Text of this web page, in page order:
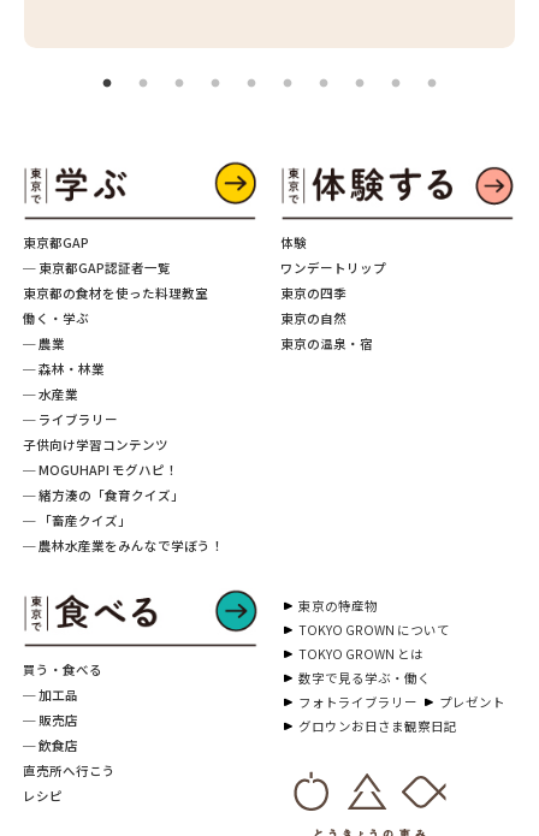
東京都GAP
─ 東京都GAP認証者一覧
東京都の食材を使った料理教室
働く・学ぶ
─ 農業
─ 森林・林業
─ 水産業
─ ライブラリー
子供向け学習コンテンツ
─ MOGUHAPI モグハピ！
─ 緒方湊の「食育クイズ」
─ 「畜産クイズ」
─ 農林水産業をみんなで学ぼう！
買う・食べる
─ 加工品
─ 販売店
─ 飲食店
直売所へ行こう
レシピ
体験
ワンデートリップ
東京の四季
東京の自然
東京の温泉・宿
東京の特産物
TOKYO GROWN について
TOKYO GROWN とは
数字で見る学ぶ・働く
フォトライブラリー
プレゼント
グロウンお日さま観察日記